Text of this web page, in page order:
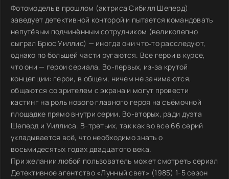
Фотомодель в прошлом (актриса Сибилл Шеперд)
заведует детективной конторой и пытается командовать
непутёвым подчинённым сотрудником (великолепно
сыграл Брюс Уиллис) — иногда они что‑то расследуют,
однако по большей части ругаются. Все герои в курсе,
что они — герои сериала. Во-первых, из‑за крутой
концепции: герои, в общем, ничем не занимаются,
общаются со зрителем с экрана и могут провести
кастинг на роль нового главного героя на съёмочной
площадке прямо внутри серии. Во-вторых, ради дуэта
Шеперд и Уиллиса. В-третьих, так как во все 66 серий
укладывается всё, что необходимо знать о
восьмидесятых годах двадцатого века.
При желании любой пользователь может смотреть сериал
Детективное агентство «Лунный свет» (1985) 1-5 сезон